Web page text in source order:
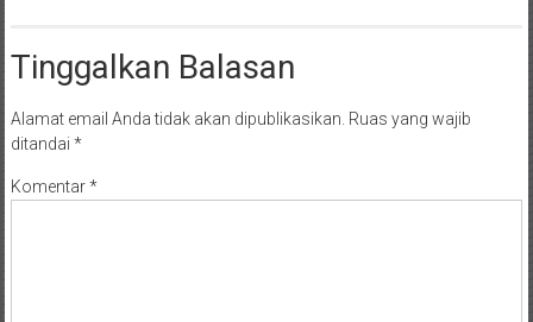
Tinggalkan Balasan
Alamat email Anda tidak akan dipublikasikan. Ruas yang wajib
ditandai *
Komentar*